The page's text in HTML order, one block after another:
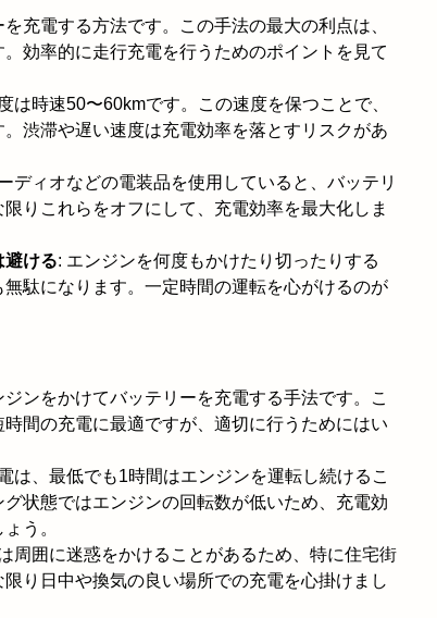
充電する方法です。この手法の最大の利点は、
効率的に走行充電を行うためのポイントを見て
は時速50〜60kmです。この速度を保つことで、
渋滞や遅い速度は充電効率を落とすリスクがあ
ディオなどの電装品を使用していると、バッテリ
りこれらをオフにして、充電効率を最大化しま
避ける: エンジンを何度もかけたり切ったりする
駄になります。一定時間の運転を心がけるのが
ンをかけてバッテリーを充電する手法です。こ
間の充電に最適ですが、適切に行うためにはい
は、最低でも1時間はエンジンを運転し続けるこ
状態ではエンジンの回転数が低いため、充電効
う。
周囲に迷惑をかけることがあるため、特に住宅街
り日中や換気の良い場所での充電を心掛けまし